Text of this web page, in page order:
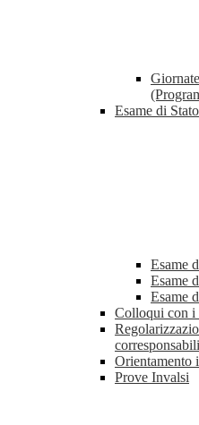
Esame di Stato
Esame
Esame
Esame
Colloqui con i
Orientamento
Prove Invalsi